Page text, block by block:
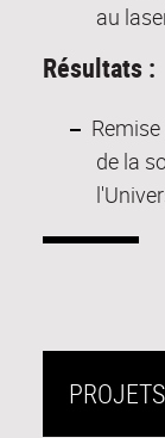
au
Résultats :
de la